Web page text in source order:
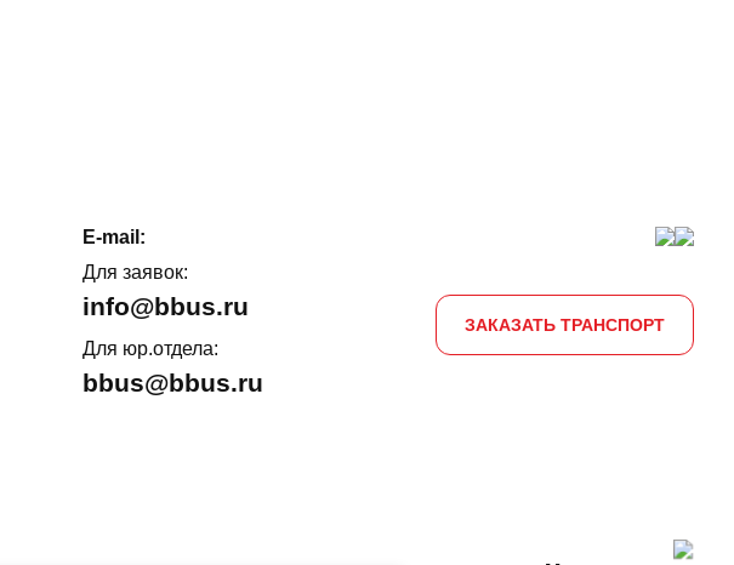
E-mail:
Для заявок:
info@bbus.ru
Для юр.отдела:
bbus@bbus.ru
ЗАКАЗАТЬ ТРАНСПОРТ